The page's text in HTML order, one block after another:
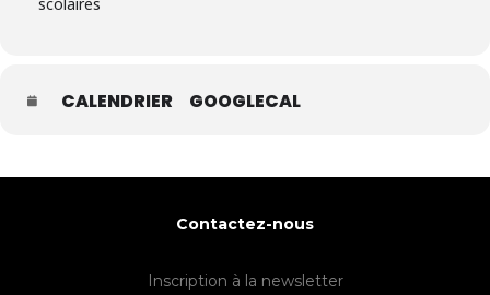
scolaires
CALENDRIER GOOGLECAL
Contactez-nous
Inscription à la newsletter